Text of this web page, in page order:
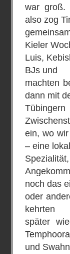
war groß.
also zog
Kieler
Luis,
BJs und
machten
dann mit
ein, wo
– eine
noch das
oder
kehrten
später
und